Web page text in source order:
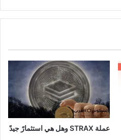
عملة STRAX وهل هي استثمارً جيدً